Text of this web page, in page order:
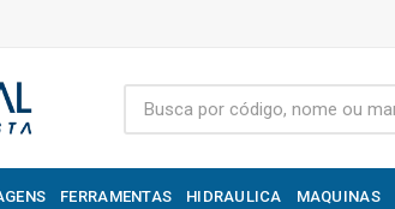
FERRAMENTAS HIDRAULICA MAQUINAS